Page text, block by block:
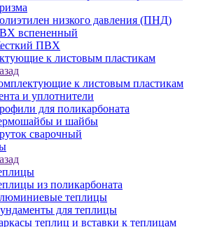
низкого давления (ПНД)
вспененный
ПВХ
к листовым пластикам
к листовым пластикам
и уплотнители
для поликарбоната
и шайбы
сварочный
из поликарбоната
теплицы
для теплицы
теплиц и вставки к теплицам